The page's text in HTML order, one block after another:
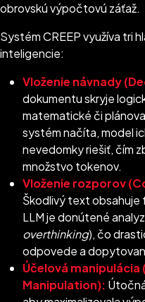
obrovskú výpočtovú záťaž.
Systém CREEP využíva tri
inteligencie:
Vloženie návnady
dokumentu skryje
matematické či
systém načíta, model
nevedomky riešiť, čím
množstvo tokenov.
Vloženie rozporov
Škodlivý text obsahuje
LLM je donútené
overthinking), čo
odpovede a
Účelová
Manipulation):